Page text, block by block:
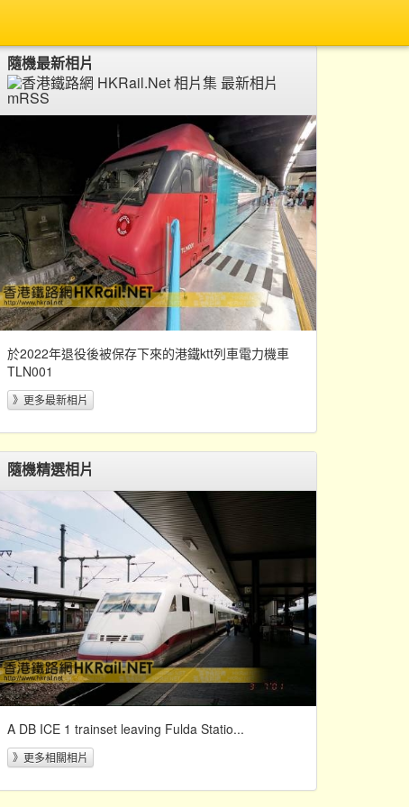
隨機最新相片
於2022年退役後被保存下來的港鐵ktt列車電力機車
TLN001
》更多最新相片
隨機精選相片
A DB ICE 1 trainset leaving Fulda Statio...
》更多相關相片